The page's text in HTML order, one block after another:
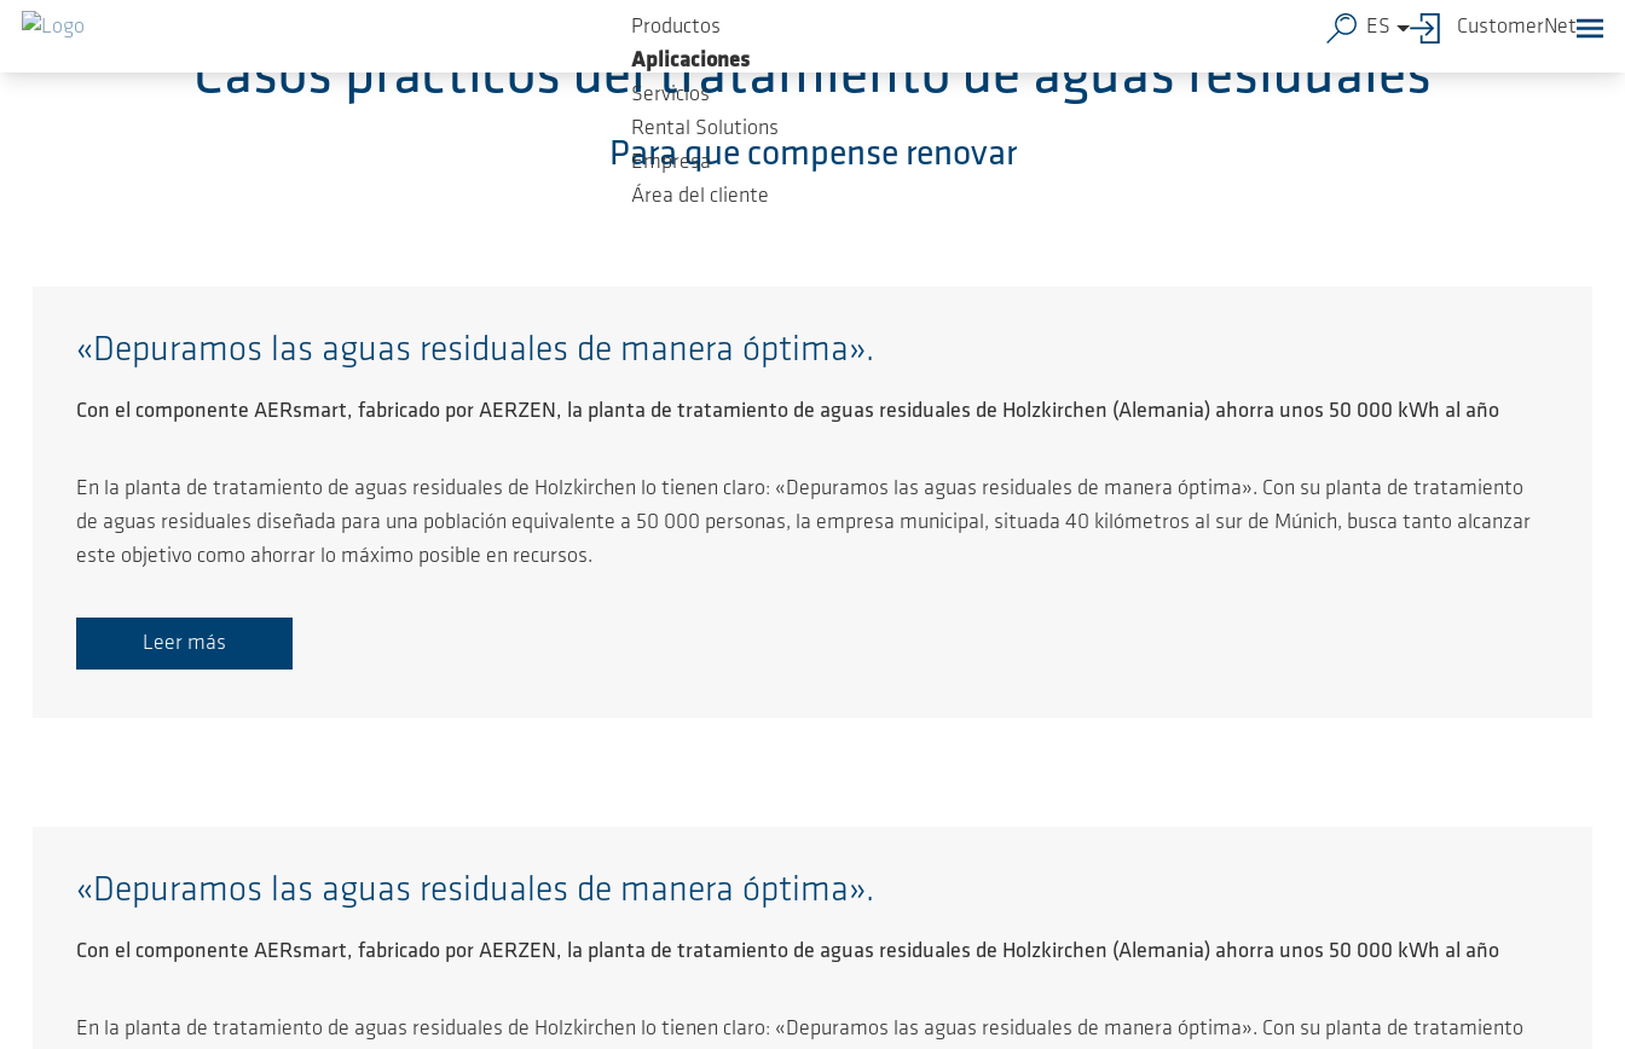
Saltar al contenido principal
Productos
Aplicaciones
Servicios
Rental Solutions
Empresa
Área del cliente
ES CustomerNet
Casos prácticos del tratamiento de aguas residuales
Para que compense renovar
«Depuramos las aguas residuales de manera óptima».
Con el componente AERsmart, fabricado por AERZEN, la planta de tratamiento de aguas residuales de Holzkirchen (Alemania) ahorra unos 50 000 kWh al año
En la planta de tratamiento de aguas residuales de Holzkirchen lo tienen claro: «Depuramos las aguas residuales de manera óptima». Con su planta de tratamiento
de aguas residuales diseñada para una población equivalente a 50 000 personas, la empresa municipal, situada 40 kilómetros al sur de Múnich, busca tanto alcanzar
este objetivo como ahorrar lo máximo posible en recursos.
Leer más
«Depuramos las aguas residuales de manera óptima».
Con el componente AERsmart, fabricado por AERZEN, la planta de tratamiento de aguas residuales de Holzkirchen (Alemania) ahorra unos 50 000 kWh al año
En la planta de tratamiento de aguas residuales de Holzkirchen lo tienen claro: «Depuramos las aguas residuales de manera óptima». Con su planta de tratamiento